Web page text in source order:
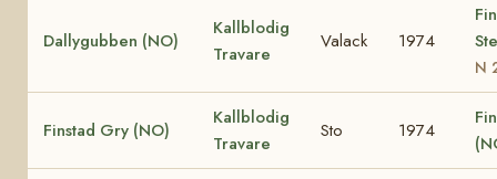
Dallygubben (NO)
Kallblodig
Travare
Valack 1974
N
Finstad Gry (NO)
Kallblodig
Travare
Sto 1974